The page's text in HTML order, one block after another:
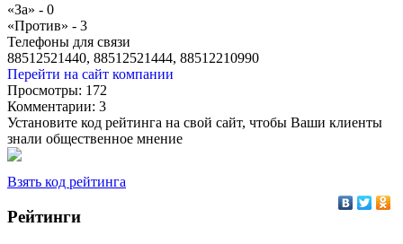
«За» - 0
«Против» - 3
Телефоны для связи
88512521440, 88512521444, 88512210990
Перейти на сайт компании
Просмотры: 172
Комментарии: 3
Установите код рейтинга на свой сайт, чтобы Ваши клиенты
знали общественное мнение
Взять код рейтинга
Рейтинги